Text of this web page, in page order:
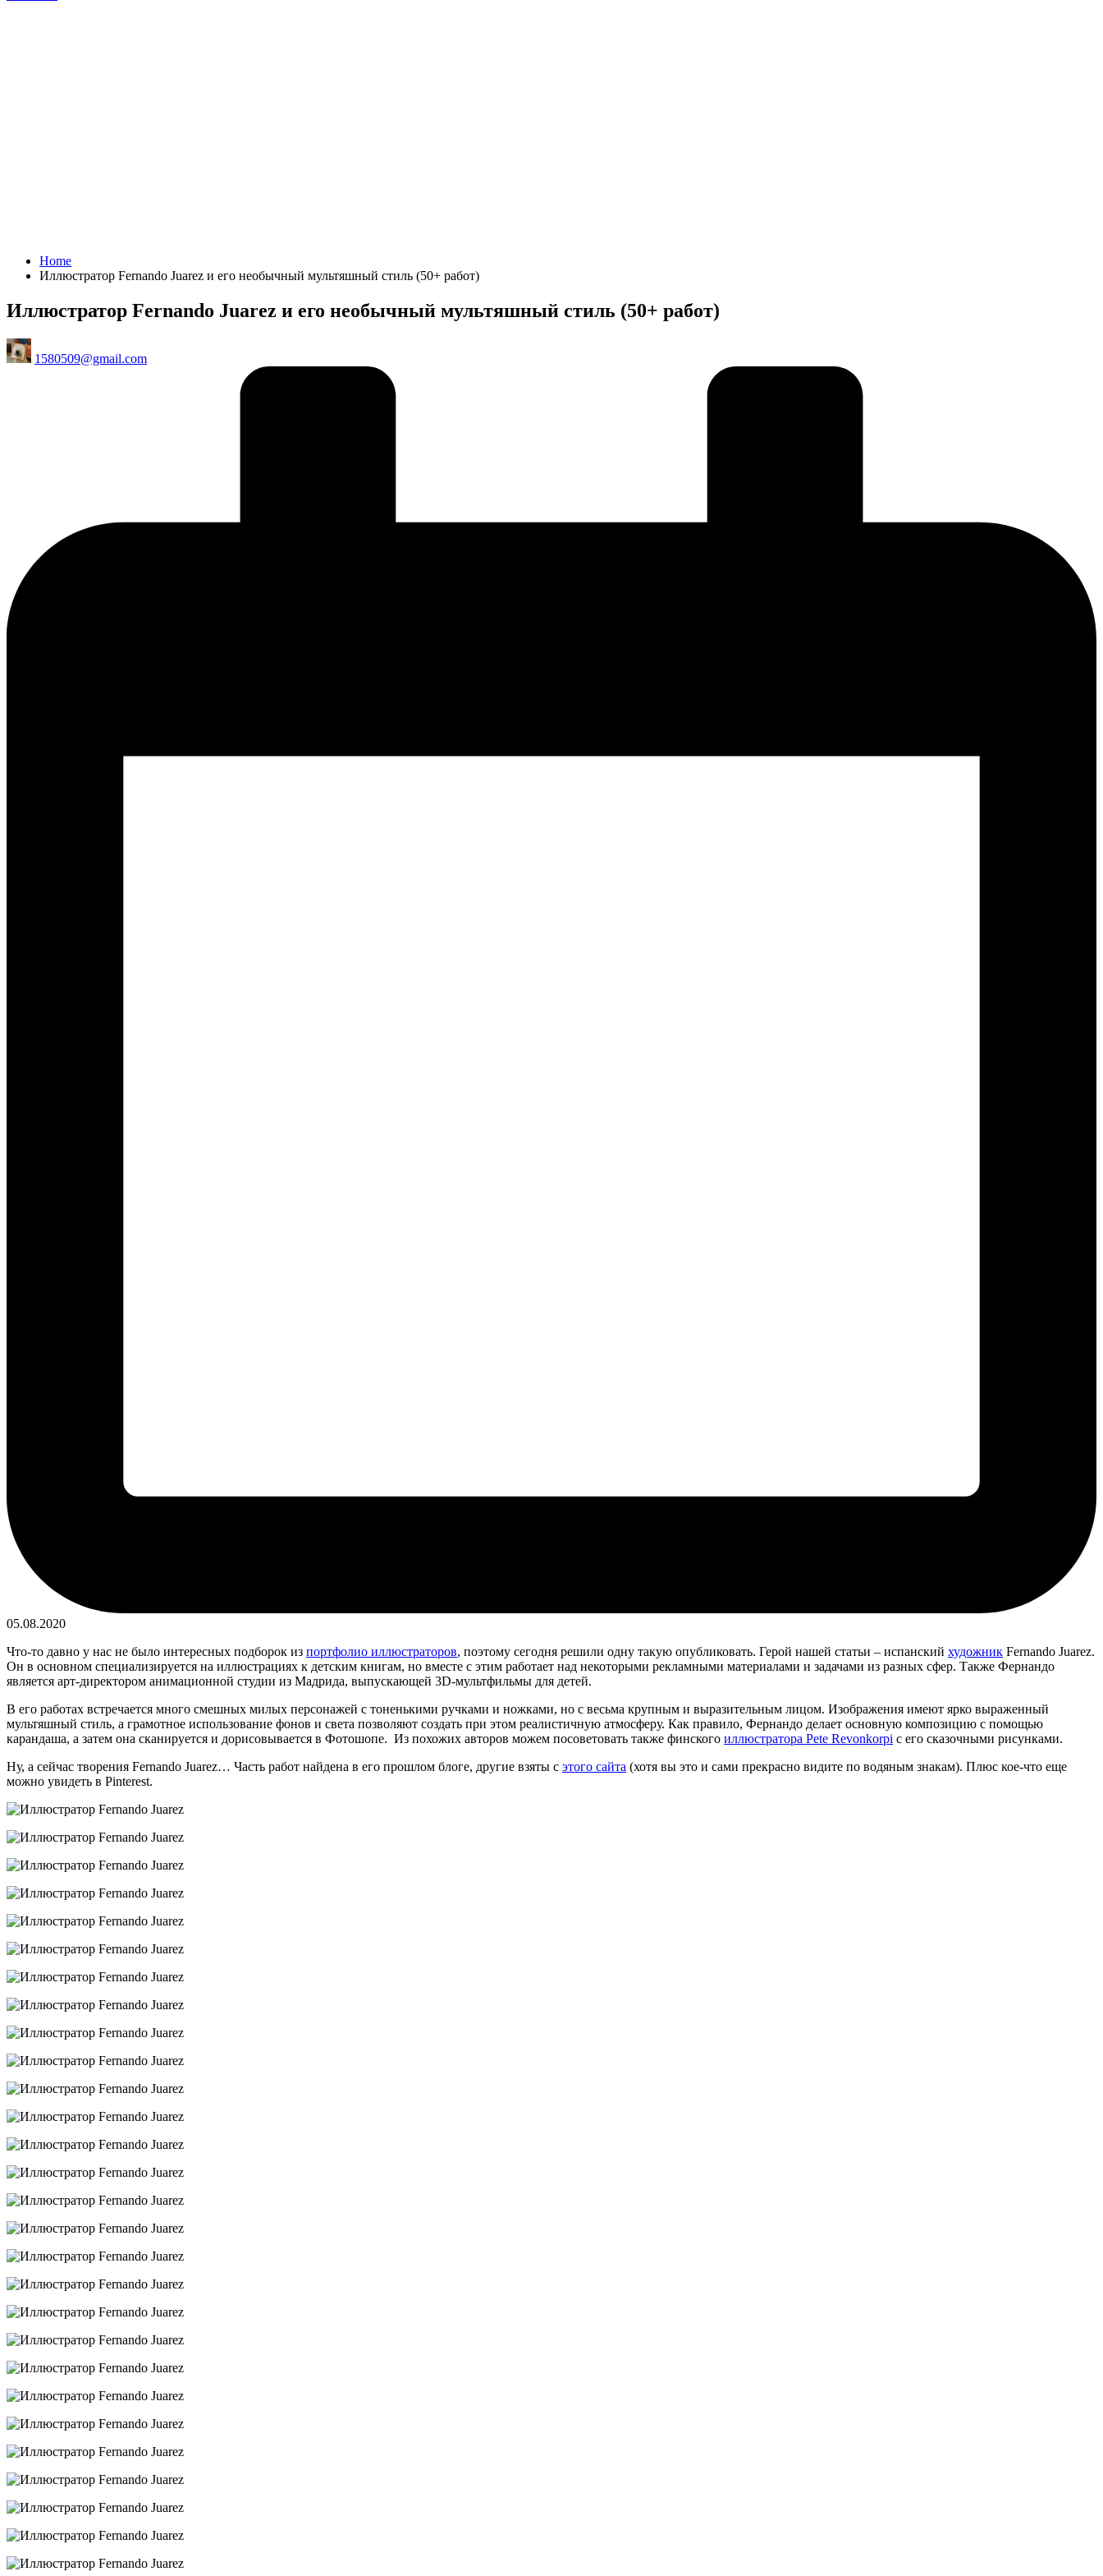
Home
Иллюстратор Fernando Juarez и его необычный мультяшный стиль (50+ работ)
Иллюстратор Fernando Juarez и его необычный мультяшный стиль (50+ работ)
Posted
by
1580509@gmail.com
05.08.2020
Что-то давно у нас не было интересных подборок из портфолио иллюстраторов, поэтому сегодня решили одну такую опубликовать. Герой нашей статьи – испанский художник Fernando Juarez.
Он в основном специализируется на иллюстрациях к детским книгам, но вместе с этим работает над некоторыми рекламными материалами и задачами из разных сфер. Также Фернандо
является арт-директором анимационной студии из Мадрида, выпускающей 3D-мультфильмы для детей.
В его работах встречается много смешных милых персонажей с тоненькими ручками и ножками, но с весьма крупным и выразительным лицом. Изображения имеют ярко выраженный
мультяшный стиль, а грамотное использование фонов и света позволяют создать при этом реалистичную атмосферу. Как правило, Фернандо делает основную композицию с помощью
карандаша, а затем она сканируется и дорисовывается в Фотошопе. Из похожих авторов можем посоветовать также финского иллюстратора Pete Revonkorpi с его сказочными рисунками.
Ну, а сейчас творения Fernando Juarez… Часть работ найдена в его прошлом блоге, другие взяты с этого сайта (хотя вы это и сами прекрасно видите по водяным знакам). Плюс кое-что еще
можно увидеть в Pinterest.